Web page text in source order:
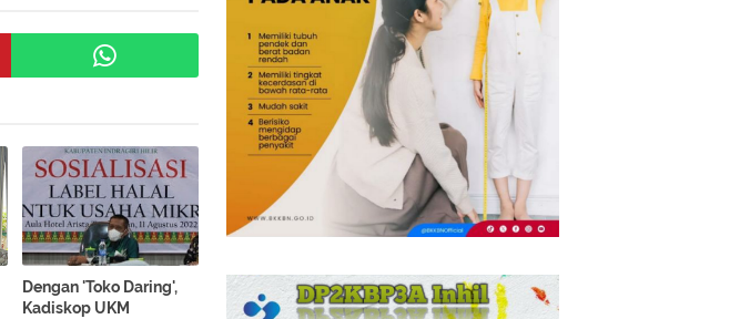
Dengan 'Toko Daring',
Kadiskop UKM